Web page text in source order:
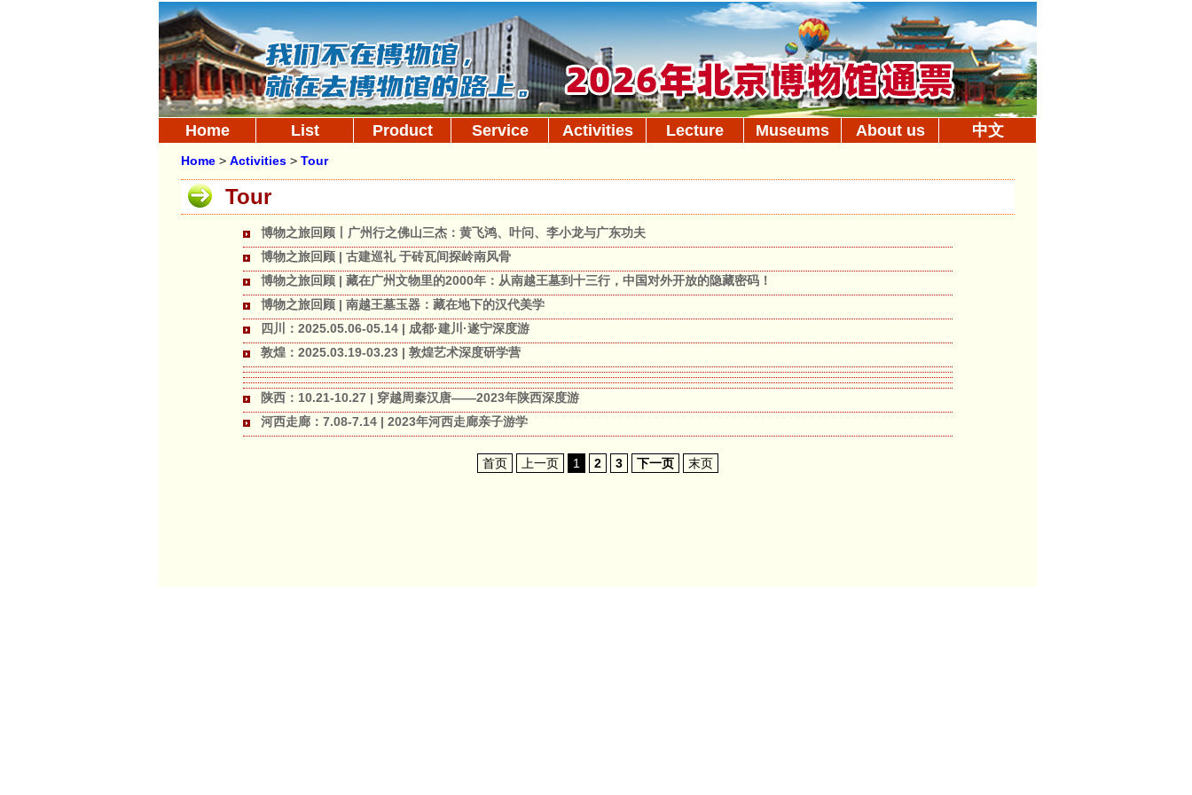
Home List Product Service Activities Lecture Museums About us 中文
Home > Activities > Tour
Tour
博物之旅回顾丨广州行之佛山三杰：黄飞鸿、叶问、李小龙与广东功夫
博物之旅回顾 | 古建巡礼 于砖瓦间探岭南风骨
博物之旅回顾 | 藏在广州文物里的2000年：从南越王墓到十三行，中国对外开放的隐藏密码！
博物之旅回顾 | 南越王墓玉器：藏在地下的汉代美学
四川：2025.05.06-05.14 | 成都·建川·遂宁深度游
敦煌：2025.03.19-03.23 | 敦煌艺术深度研学营
陕西：10.21-10.27 | 穿越周秦汉唐——2023年陕西深度游
河西走廊：7.08-7.14 | 2023年河西走廊亲子游学
首页 上一页 1 2 3 下一页 末页